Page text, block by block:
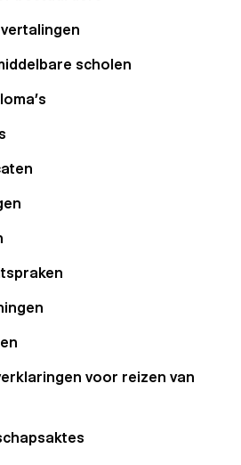
scholen
voor reizen van